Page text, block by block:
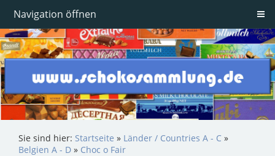
Navigation öffnen
Sie sind hier: Startseite » Länder / Countries A - C »
Belgien A - D » Choc o Fair